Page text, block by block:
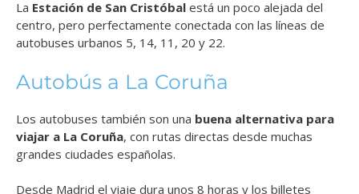
La Estación de San Cristóbal está un poco alejada del
centro, pero perfectamente conectada con las líneas de
autobuses urbanos 5, 14, 11, 20 y 22.
Autobús a La Coruña
Los autobuses también son una buena alternativa para
viajar a La Coruña, con rutas directas desde muchas
grandes ciudades españolas.
Desde Madrid el viaje dura unos 8 horas y los billetes